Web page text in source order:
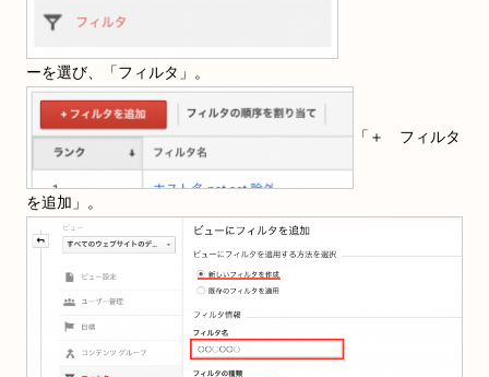
ーを選び、「フィルタ」。
「＋ フィルタ
を追加」。